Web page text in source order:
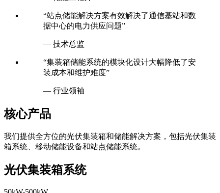
“站点储能解决方案有效解决了通信基站和数
据中心的电力供应问题”
— 技术总监
“集装箱储能系统的模块化设计大幅降低了安
装成本和维护难度”
— 行业领袖
核心产品
我们提供全方位的光伏集装箱和储能解决方案，包括光伏集装
箱系统、移动储能设备和站点储能系统。
光伏集装箱系统